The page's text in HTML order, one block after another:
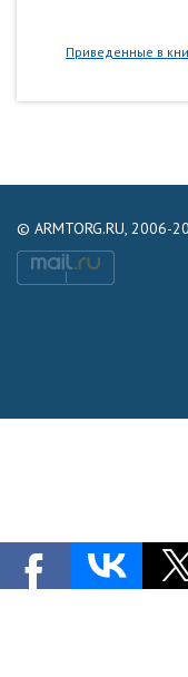
Приведенные в
© ARMTORG.RU, 2006-